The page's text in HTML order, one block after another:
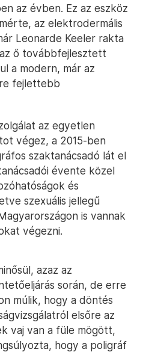
az évben. Ez az eszköz
az elektrodermális
Leonarde Keeler rakta
ő továbbfejlesztett
a modern, már az
fejlettebb
az egyetlen
végez, a 2015-ben
szaktanácsadó lát el
évente közel
és
szexuális jellegű
is vannak
végezni.
azaz az
során, de erre
múlik, hogy a döntés
elsőre az
vaj van a füle mögött,
hogy a poligráf